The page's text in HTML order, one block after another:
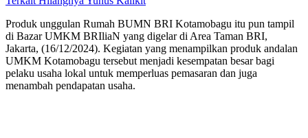
Produk unggulan Rumah BUMN BRI Kotamobagu itu pun tampil
di Bazar UMKM BRIliaN yang digelar di Area Taman BRI,
Jakarta, (16/12/2024). Kegiatan yang menampilkan produk andalan
UMKM Kotamobagu tersebut menjadi kesempatan besar bagi
pelaku usaha lokal untuk memperluas pemasaran dan juga
menambah pendapatan usaha.